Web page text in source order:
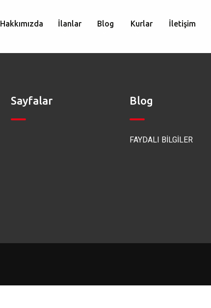
Hakkımızda İlanlar Blog Kurlar İletişim
Sayfalar Blog
FAYDALI BİLGİLER